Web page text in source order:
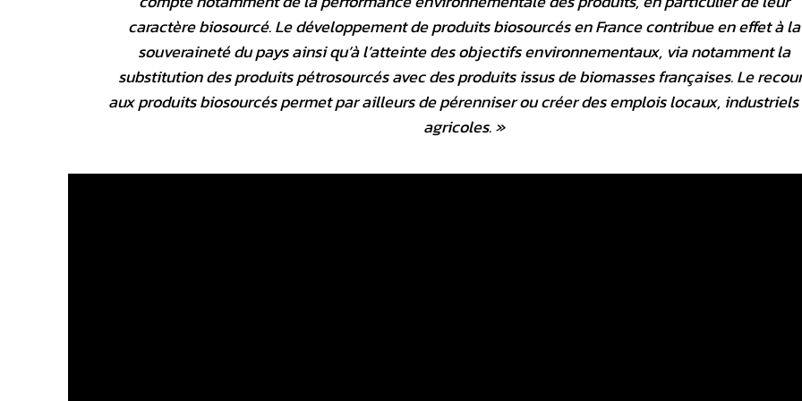
caractère biosourcé. Le développement de produits biosourcés en France contribue en effet à la
souveraineté du pays ainsi qu’à l’atteinte des objectifs environnementaux, via notamment la
substitution des produits pétrosourcés avec des produits issus de biomasses françaises. Le
aux produits biosourcés permet par ailleurs de pérenniser ou créer des emplois locaux, industriels
agricoles. »